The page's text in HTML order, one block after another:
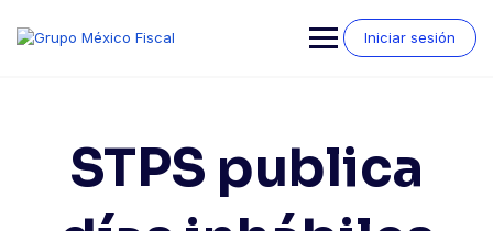
contenido
Iniciar sesión
STPS publica